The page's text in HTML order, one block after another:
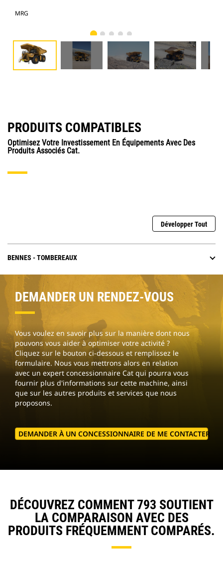
MRG
PRODUITS COMPATIBLES
Optimisez Votre Investissement En Équipements Avec Des
Produits Associés Cat.
Développer Tout
BENNES - TOMBEREAUX
DEMANDER UN RENDEZ-VOUS
Vous voulez en savoir plus sur la manière dont nous
pouvons vous aider à optimiser votre activité ?
Cliquez sur le bouton ci-dessous et remplissez le
formulaire. Nous vous mettrons alors en relation
avec un expert concessionnaire Cat qui pourra vous
fournir plus d'informations sur cette machine, ainsi
que sur les autres produits et services que nous
proposons.
DEMANDER À UN CONCESSIONNAIRE DE ME CONTACTER
DÉCOUVREZ COMMENT 793 SOUTIENT
LA COMPARAISON AVEC DES
PRODUITS FRÉQUEMMENT COMPARÉS.